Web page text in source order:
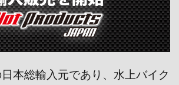
日本総輸入元であり、水上バイク